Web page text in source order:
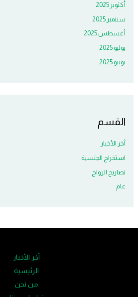
أكتوبر 2025
سبتمبر 2025
أغسطس 2025
يوليو 2025
يونيو 2025
القسم
آخر الأخبار
استخراج الجنسية
تصاريح الزواج
عام
آخر الأخبار
الرئيسية
من نحن